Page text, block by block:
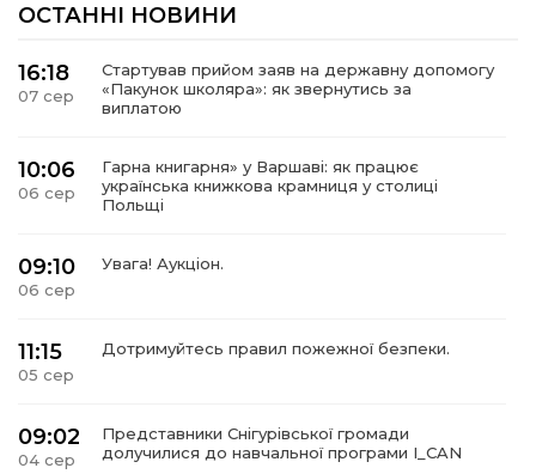
ОСТАННІ НОВИНИ
16:18
07 сер
Стартував прийом заяв на державну допомогу
«Пакунок школяра»: як звернутись за
виплатою
10:06
06 сер
Гарна книгарня» у Варшаві: як працює
українська книжкова крамниця у столиці
Польщі
09:10
06 сер
Увага! Аукціон.
11:15
05 сер
Дотримуйтесь правил пожежної безпеки.
09:02
04 сер
Представники Снігурівської громади
долучилися до навчальної програми I_CAN